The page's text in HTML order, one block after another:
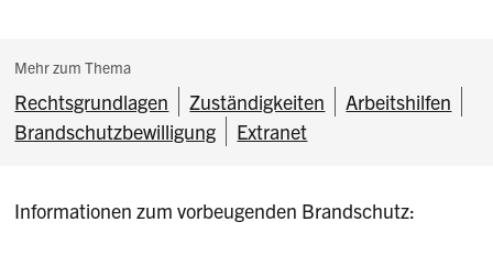
Subnavigation:
Mehr zum Thema
Rechtsgrundlagen Zuständigkeiten
Arbeitshilfen
Brandschutzbewilligung
Extranet
Informationen zum vorbeugenden Brandschutz: